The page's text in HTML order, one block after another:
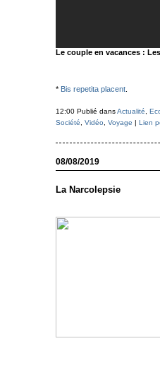
Le couple en vacances :
* Bis repetita placent.
12:00 Publié dansActualité
Société
Vidéo Voyage | Lien
08/08/2019
La Narcolepsie